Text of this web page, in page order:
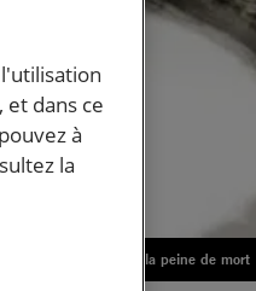
Stop à la peine de mort
l'utilisation
et dans ce
à
la